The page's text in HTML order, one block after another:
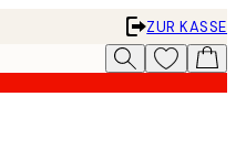
ZUR KASSE